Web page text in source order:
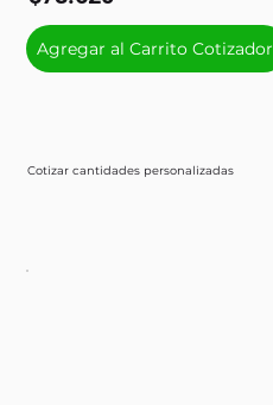
Cotizar cantidades personalizadas
Agregar al Carrito Cotizador